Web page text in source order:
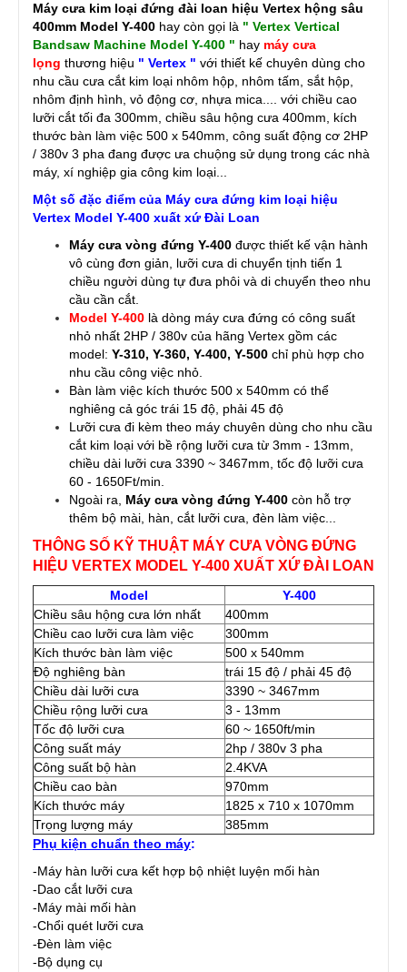
Máy cưa kim loại đứng đài loan hiệu Vertex hộng sâu
400mm Model Y-400 hay còn gọi là " Vertex Vertical
Bandsaw Machine Model Y-400 " hay máy cưa
lọng thương hiệu " Vertex " với thiết kế chuyên dùng cho
nhu cầu cưa cắt kim loại nhôm hộp, nhôm tấm, sắt hộp,
nhôm định hình, vỏ động cơ, nhựa mica.... với chiều cao
lưỡi cắt tối đa 300mm, chiều sâu hộng cưa 400mm, kích
thước bàn làm việc 500 x 540mm, công suất động cơ 2HP
/ 380v 3 pha đang được ưa chuộng sử dụng trong các nhà
máy, xí nghiệp gia công kim loại...
Một số đặc điểm của Máy cưa đứng kim loại hiệu
Vertex Model Y-400 xuất xứ Đài Loan
Máy cưa vòng đứng Y-400 được thiết kế vận hành
vô cùng đơn giản, lưỡi cưa di chuyển tịnh tiến 1
chiều người dùng tự đưa phôi và di chuyển theo nhu
cầu cần cắt.
Model Y-400 là dòng máy cưa đứng có công suất
nhỏ nhất 2HP / 380v của hãng Vertex gồm các
model: Y-310, Y-360, Y-400, Y-500 chỉ phù hợp cho
nhu cầu công việc nhỏ.
Bàn làm việc kích thước 500 x 540mm có thể
nghiêng cả góc trái 15 độ, phải 45 độ
Lưỡi cưa đi kèm theo máy chuyên dùng cho nhu cầu
cắt kim loại với bề rộng lưỡi cưa từ 3mm - 13mm,
chiều dài lưỡi cưa 3390 ~ 3467mm, tốc độ lưỡi cưa
60 - 1650Ft/min.
Ngoài ra, Máy cưa vòng đứng Y-400 còn hỗ trợ
thêm bộ mài, hàn, cắt lưỡi cưa, đèn làm việc...
THÔNG SỐ KỸ THUẬT MÁY CƯA VÒNG ĐỨNG
HIỆU VERTEX MODEL Y-400 XUẤT XỨ ĐÀI LOAN
Model
Y-400
Chiều sâu hộng cưa lớn nhất
400mm
Chiều cao lưỡi cưa làm việc
300mm
Kích thước bàn làm việc
500 x 540mm
Độ nghiêng bàn
trái 15 độ / phải 45 độ
Chiều dài lưỡi cưa
3390 ~ 3467mm
Chiều rộng lưỡi cưa
3 - 13mm
Tốc độ lưỡi cưa
60 ~ 1650ft/min
Công suất máy
2hp / 380v 3 pha
Công suất bộ hàn
2.4KVA
Chiều cao bàn
970mm
Kích thước máy
1825 x 710 x 1070mm
Trọng lượng máy
385mm
Phụ kiện chuẩn theo máy:
-Máy hàn lưỡi cưa kết hợp bộ nhiệt luyện mối hàn
-Dao cắt lưỡi cưa
-Máy mài mối hàn
-Chổi quét lưỡi cưa
-Đèn làm việc
-Bộ dụng cụ